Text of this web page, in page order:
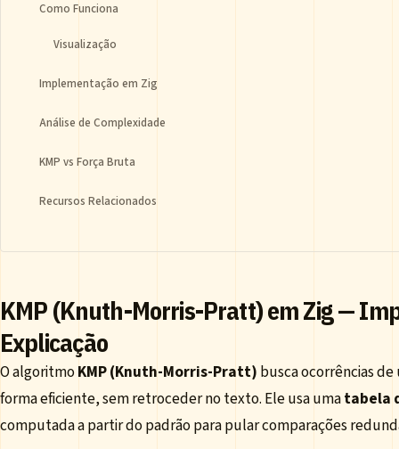
Como Funciona
Visualização
Implementação em Zig
Análise de Complexidade
KMP vs Força Bruta
Recursos Relacionados
KMP (Knuth-Morris-Pratt) em Zig —
Explicação
O algoritmoKMP (Knuth-Morris-Pratt) busca ocorrências
forma eficiente, sem retroceder no texto. Ele usa umatabela
computada a partir do padrão para pular comparações